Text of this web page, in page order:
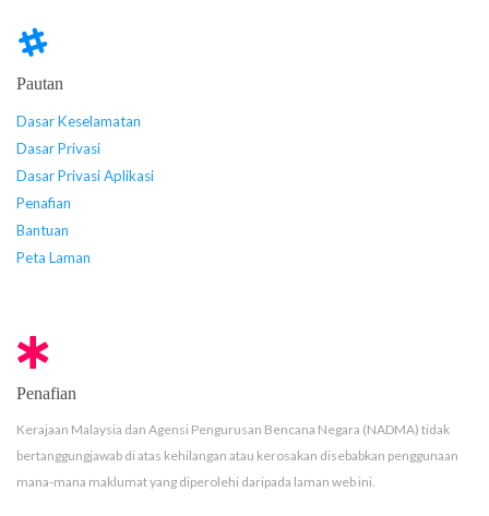
Pautan
Dasar Keselamatan
Dasar Privasi
Dasar Privasi Aplikasi
Penafian
Bantuan
Peta Laman
Penafian
Kerajaan Malaysia dan Agensi Pengurusan Bencana Negara (NADMA) tidak
bertanggungjawab di atas kehilangan atau kerosakan disebabkan penggunaan
mana-mana maklumat yang diperolehi daripada laman web ini.